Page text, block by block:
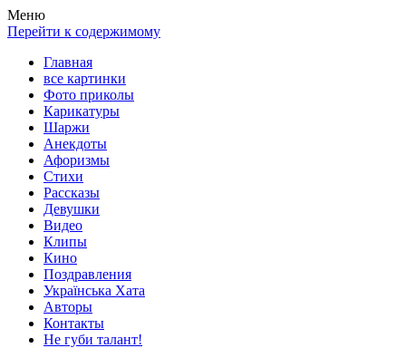
Весела хата — прикольные картинки, смешные истории,
клипы!
Покажем всем ваши фото приколы, карикатуры, шаржи, стихи,
рассказы, видео и песни!
Меню
Перейти к содержимому
Главная
все картинки
Фото приколы
Карикатуры
Шаржи
Анекдоты
Афоризмы
Стихи
Рассказы
Девушки
Видео
Клипы
Кино
Поздравления
Українська Хата
Авторы
Контакты
Не губи талант!